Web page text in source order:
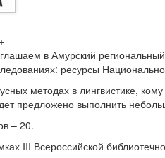
в Амурский
ресурсы
методах в лингвистике,
предложено выполнить
– 20.
III Всероссийской